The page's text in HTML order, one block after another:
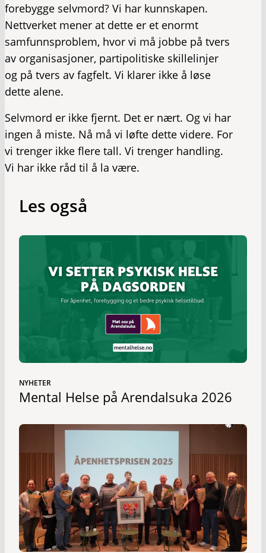
forebygge selvmord? Vi har kunnskapen.
Nettverket mener at dette er et enormt
samfunnsproblem, hvor vi må jobbe på tvers
av organisasjoner, partipolitiske skillelinjer
og på tvers av fagfelt. Vi klarer ikke å løse
dette alene.
Selvmord er ikke fjernt. Det er nært. Og vi har
ingen å miste. Nå må vi løfte dette videre. For
vi trenger ikke flere tall. Vi trenger handling.
Vi har ikke råd til å la være.
Les også
NYHETER
Mental Helse på Arendalsuka 2026